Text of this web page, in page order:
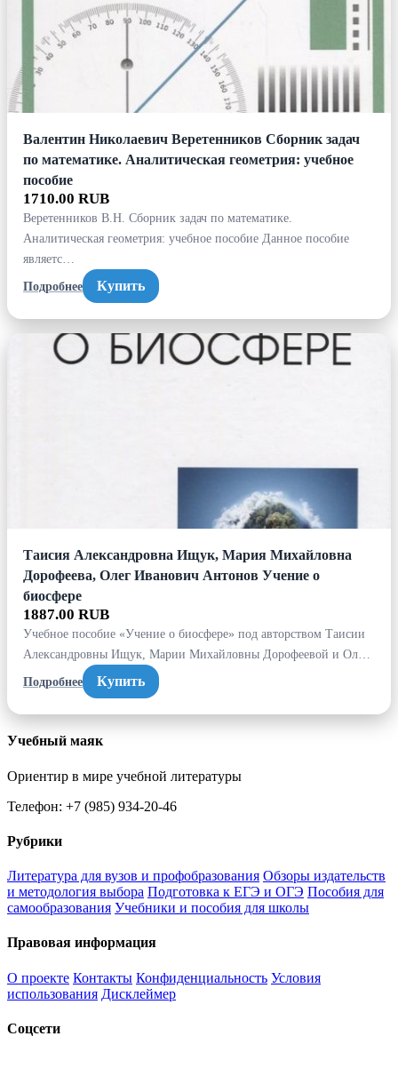
Валентин Николаевич Веретенников Сборник задач
по математике. Аналитическая геометрия: учебное
пособие
1710.00 RUB
Веретенников В.Н. Сборник задач по математике.
Аналитическая геометрия: учебное пособие Данное пособие
являетс…
Подробнее
Купить
Таисия Александровна Ищук, Мария Михайловна
Дорофеева, Олег Иванович Антонов Учение о
биосфере
1887.00 RUB
Учебное пособие «Учение о биосфере» под авторством Таисии
Александровны Ищук, Марии Михайловны Дорофеевой и Ол…
Подробнее
Купить
Учебный маяк
Ориентир в мире учебной литературы
Телефон: +7 (985) 934-20-46
Рубрики
Литература для вузов и профобразования Обзоры издательств
и методология выбора Подготовка к ЕГЭ и ОГЭ Пособия для
самообразования Учебники и пособия для школы
Правовая информация
О проекте Контакты Конфиденциальность Условия
использования Дисклеймер
Соцсети